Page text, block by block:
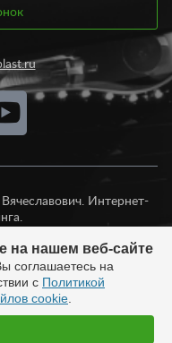
Интернет-
на нашем веб-сайте
соглашаетесь на
с Политикой
cookie